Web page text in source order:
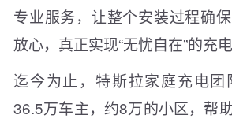
专业服务，让整个安装过程确
放心，真正实现“无忧自在”的充电
迄今为止，特斯拉家庭充电团
36.5万车主，约8万的小区，帮